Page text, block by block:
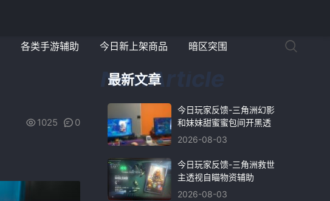
各类手游辅助 今日新上架商品 暗区突围
1025 0
最新文章
今日玩家反馈-三角洲幻影
和妹妹甜蜜蜜包间开黑透
2026-08-03
今日玩家反馈-三角洲救世
主透视自瞄物资辅助
2026-08-03